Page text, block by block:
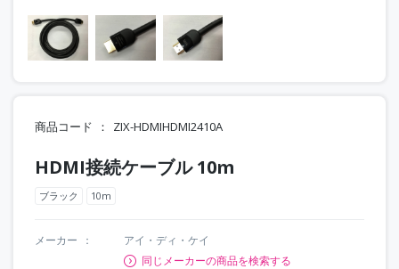
商品コード ZIX-HDMIHDMI2410A
HDMI接続ケーブル 10m
ブラック 10m
メーカー
アイ・ディ・ケイ
同じメーカーの商品を検索する